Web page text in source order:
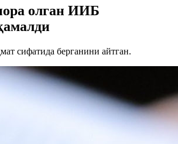
олган ИИБ
сифатида берганини айтган.